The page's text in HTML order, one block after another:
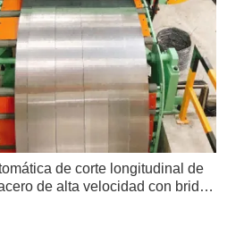
de corte longitudinal de
de alta velocidad con brida